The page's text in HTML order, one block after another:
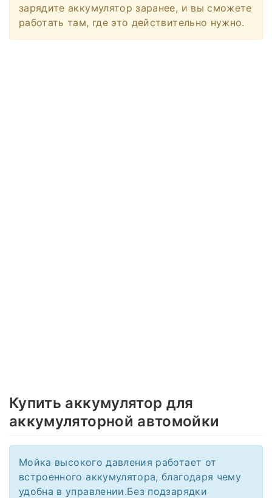
зарядите аккумулятор заранее, и вы сможете
работать там, где это действительно нужно.
Купить аккумулятор для
аккумуляторной автомойки
Мойка высокого давления работает от
встроенного аккумулятора, благодаря чему
удобна в управлении.Без подзарядки